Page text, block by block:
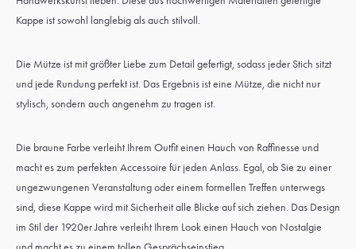
Kappe ist sowohl langlebig als auch stilvoll.
Die Mütze ist mit größter Liebe zum Detail gefertigt, sodass jeder Stich sitzt
und jede Rundung perfekt ist. Das Ergebnis ist eine Mütze, die nicht nur
stylisch, sondern auch angenehm zu tragen ist.
Die braune Farbe verleiht Ihrem Outfit einen Hauch von Raffinesse und
macht es zum perfekten Accessoire für jeden Anlass. Egal, ob Sie zu einer
ungezwungenen Veranstaltung oder einem formellen Treffen unterwegs
sind, diese Kappe wird mit Sicherheit alle Blicke auf sich ziehen. Das Design
im Stil der 1920er Jahre verleiht Ihrem Look einen Hauch von Nostalgie